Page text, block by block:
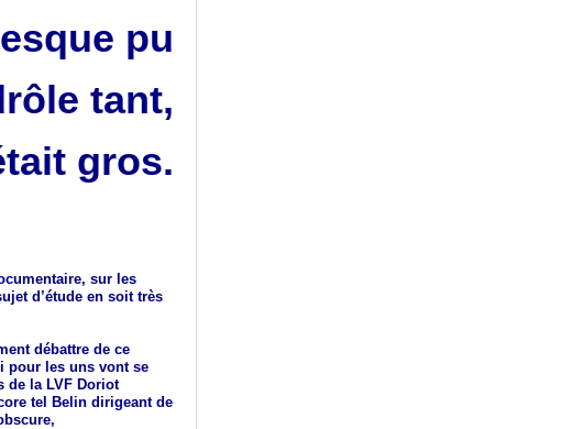
pu
tant,
gros.
sur les
d’étude en soit très
débattre de ce
pour les uns vont se
de la LVF Doriot
tel Belin dirigeant de